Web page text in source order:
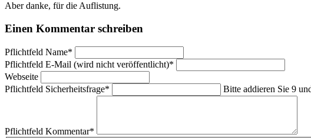
Aber danke, für die Auflistung.
Einen Kommentar schreiben
Pflichtfeld Name*
Pflichtfeld E-Mail (wird nicht veröffentlicht)*
Webseite
Pflichtfeld Sicherheitsfrage* Bitte addieren Sie 9
Pflichtfeld Kommentar*